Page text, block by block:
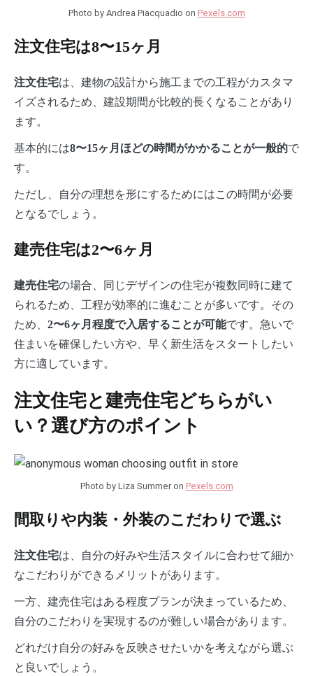
Photo by Andrea Piacquadio on Pexels.com
注文住宅は8〜15ヶ月
注文住宅は、建物の設計から施工までの工程がカスタマ
イズされるため、建設期間が比較的長くなることがあり
ます。
基本的には8〜15ヶ月ほどの時間がかかることが一般的で
す。
ただし、自分の理想を形にするためにはこの時間が必要
となるでしょう。
建売住宅は2〜6ヶ月
建売住宅の場合、同じデザインの住宅が複数同時に建て
られるため、工程が効率的に進むことが多いです。その
ため、 2〜6ヶ月程度で入居することが可能です。急いで
住まいを確保したい方や、早く新生活をスタートしたい
方に適しています。
注文住宅と建売住宅どちらがい
い？選び方のポイント
Photo by Liza Summer on Pexels.com
間取りや内装・外装のこだわりで選ぶ
注文住宅は、自分の好みや生活スタイルに合わせて細か
なこだわりができるメリットがあります。
一方、建売住宅はある程度プランが決まっているため、
自分のこだわりを実現するのが難しい場合があります。
どれだけ自分の好みを反映させたいかを考えながら選ぶ
と良いでしょう。